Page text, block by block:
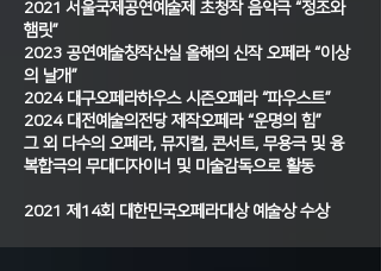
2021 서울국제공연예술제 초청작 음악극 “정조와
햄릿”
2023 공연예술창작산실 올해의 신작 오페라 “이상
의 날개”
2024 대구오페라하우스 시즌오페라 “파우스트”
2024 대전예술의전당 제작오페라 “운명의 힘”
그 외 다수의 오페라, 뮤지컬, 콘서트, 무용극 및 융
복합극의 무대디자이너 및 미술감독으로 활동
2021 제14회 대한민국오페라대상 예술상 수상